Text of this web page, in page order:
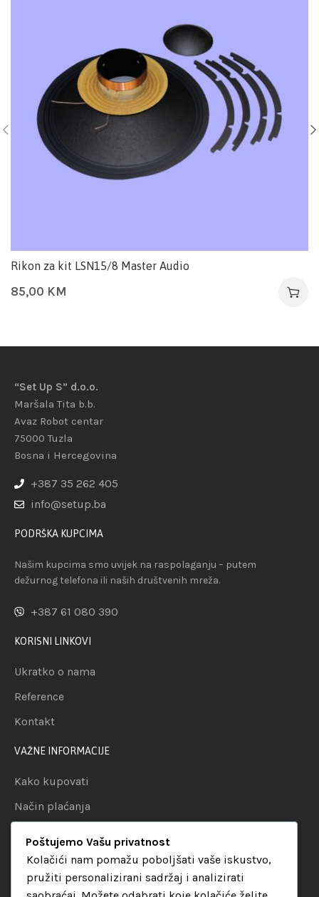
Rikon za kit LSN15/8 Master Audio
85,00 KM
“Set Up S” d.o.o.
Maršala Tita b.b.
Avaz Robot centar
75000 Tuzla
Bosna i Hercegovina
+387 35 262 405
info@setup.ba
PODRŠKA KUPCIMA
Našim kupcima smo uvijek na raspolaganju – putem
dežurnog telefona ili naših društvenih mreža.
+387 61 080 390
KORISNI LINKOVI
Ukratko o nama
Reference
Kontakt
VAŽNE INFORMACIJE
Kako kupovati
Način plaćanja
Politika privatnosti
KATEGORIJE
Poštujemo Vašu privatnost
Kolačići nam pomažu poboljšati vaše iskustvo,
pružiti personalizirani sadržaj i analizirati